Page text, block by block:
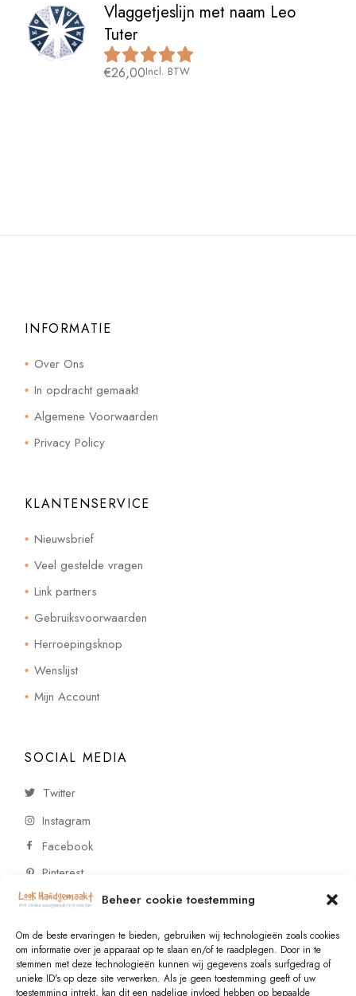
Beheer cookie toestemming
Om de beste ervaringen te bieden, gebruiken wij technologieën zoals cookies
om informatie over je apparaat op te slaan en/of te raadplegen. Door in te
stemmen met deze technologieën kunnen wij gegevens zoals surfgedrag of
unieke ID's op deze site verwerken. Als je geen toestemming geeft of uw
toestemming intrekt, kan dit een nadelige invloed hebben op bepaalde
Vlaggetjeslijn met naam Leo
Tuter
€26,00Incl. BTW
INFORMATIE
Over Ons
In opdracht gemaakt
Algemene Voorwaarden
Privacy Policy
KLANTENSERVICE
Nieuwsbrief
Veel gestelde vragen
Link partners
Gebruiksvoorwaarden
Herroepingsknop
Wenslijst
Mijn Account
SOCIAL MEDIA
Twitter
Instagram
Facebook
Pinterest
CONTACT
Vragen of wensen? Neem contact op!